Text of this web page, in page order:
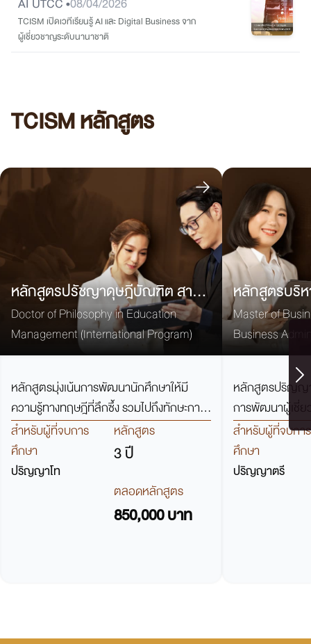
TCISM เปิดเวทีเรียนรู้ AI และ Digital Business จาก
ผู้เชี่ยวชาญระดับนานาชาติ
TCISM หลักสูตร
หลักสูตรปรัชญาดุษฎีบัณฑิต สาขา
วิชาการจัดการศึกษา (หลักสูตร
นานาชาติ)
Doctor of Philosophy in Education
Management (International Program)
หลักสูตรมุ่งเน้นการพัฒนานักศึกษาให้มี
ความรู้ทางทฤษฎีที่ลึกซึ้ง รวมไปถึงทักษะการ
วิจัยที่หลากหลาย มีความสามารถในการคิด
วิเคราะห์และแก้ปัญหาอย่างมีประสิทธิภาพ
สำหรับผู้ที่จบการ
ศึกษา
ปริญญาโท
หลักสูตร
3 ปี
ตลอดหลักสูตร
850,000 บาท
หลักสูตรบริ
(หลักสูตรภา
Master of
Business
Program)
หลักสูตรปริญญา
การพัฒนาผู้เชี่ย
ด้านการบริหารธุรกิจขั้นสูง
ในอนาคตในสาข
สำหรับผู้ที่จบการ
ศึกษา
ปริญญาตรี